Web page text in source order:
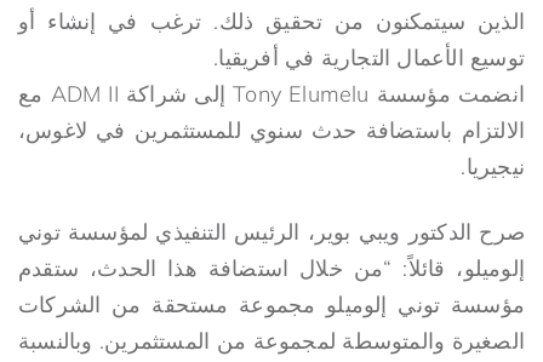
الذين سيتمكنون من تحقيق ذلك. ترغب في إنشاء أو
توسيع الأعمال التجارية في أفريقيا.
انضمت مؤسسة Tony Elumelu إلى شراكة ADM II مع
الالتزام باستضافة حدث سنوي للمستثمرين في لاغوس،
نيجيريا.
صرح الدكتور ويبي بوير، الرئيس التنفيذي لمؤسسة توني
إلوميلو، قائلاً: “من خلال استضافة هذا الحدث، ستقدم
مؤسسة توني إلوميلو مجموعة مستحقة من الشركات
الصغيرة والمتوسطة لمجموعة من المستثمرين. وبالنسبة